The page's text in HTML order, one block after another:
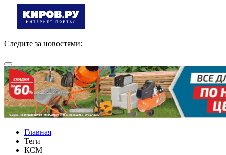
Следите за новостями:
Главная
Теги
КСМ